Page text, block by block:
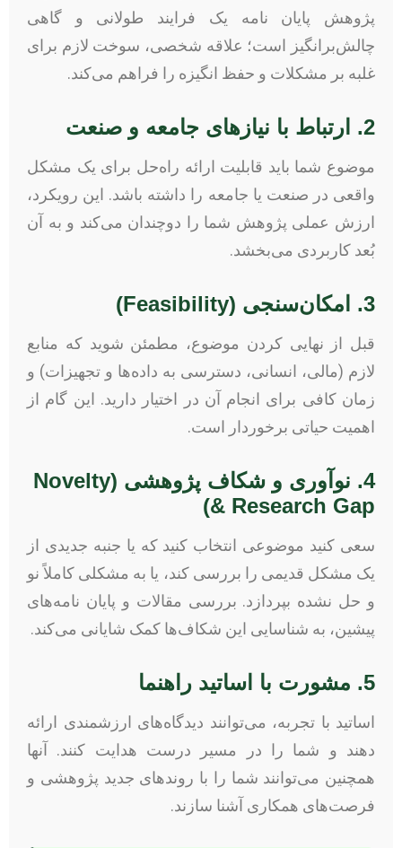
پژوهش پایان نامه یک فرایند طولانی و گاهی
چالش‌برانگیز است؛ علاقه شخصی، سوخت لازم برای
غلبه بر مشکلات و حفظ انگیزه را فراهم می‌کند.
2. ارتباط با نیازهای جامعه و صنعت
موضوع شما باید قابلیت ارائه راه‌حل برای یک مشکل
واقعی در صنعت یا جامعه را داشته باشد. این رویکرد،
ارزش عملی پژوهش شما را دوچندان می‌کند و به آن
بُعد کاربردی می‌بخشد.
3. امکان‌سنجی (Feasibility)
قبل از نهایی کردن موضوع، مطمئن شوید که منابع
لازم (مالی، انسانی، دسترسی به داده‌ها و تجهیزات) و
زمان کافی برای انجام آن در اختیار دارید. این گام از
اهمیت حیاتی برخوردار است.
4. نوآوری و شکاف پژوهشی (Novelty
& Research Gap)
سعی کنید موضوعی انتخاب کنید که یا جنبه جدیدی از
یک مشکل قدیمی را بررسی کند، یا به مشکلی کاملاً نو
و حل نشده بپردازد. بررسی مقالات و پایان نامه‌های
پیشین، به شناسایی این شکاف‌ها کمک شایانی می‌کند.
5. مشورت با اساتید راهنما
اساتید با تجربه، می‌توانند دیدگاه‌های ارزشمندی ارائه
دهند و شما را در مسیر درست هدایت کنند. آنها
همچنین می‌توانند شما را با روندهای جدید پژوهشی و
فرصت‌های همکاری آشنا سازند.